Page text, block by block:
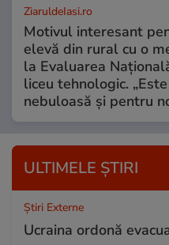
ZiaruldeIasi.ro
Motivul interesant
elevă din rural cu o
la Evaluarea
liceu tehnologic.
nebuloasă și pentru
ULTIMELE ȘTIRI
Știri Externe
Ucraina ordonă